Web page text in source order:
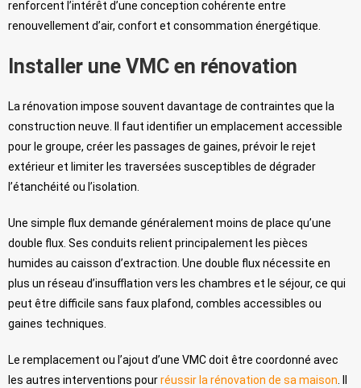
renforcent l’intérêt d’une conception cohérente entre
renouvellement d’air, confort et consommation énergétique.
Installer une VMC en rénovation
La rénovation impose souvent davantage de contraintes que la
construction neuve. Il faut identifier un emplacement accessible
pour le groupe, créer les passages de gaines, prévoir le rejet
extérieur et limiter les traversées susceptibles de dégrader
l’étanchéité ou l’isolation.
Une simple flux demande généralement moins de place qu’une
double flux. Ses conduits relient principalement les pièces
humides au caisson d’extraction. Une double flux nécessite en
plus un réseau d’insufflation vers les chambres et le séjour, ce qui
peut être difficile sans faux plafond, combles accessibles ou
gaines techniques.
Le remplacement ou l’ajout d’une VMC doit être coordonné avec
les autres interventions pourréussir la rénovation de sa maison. Il